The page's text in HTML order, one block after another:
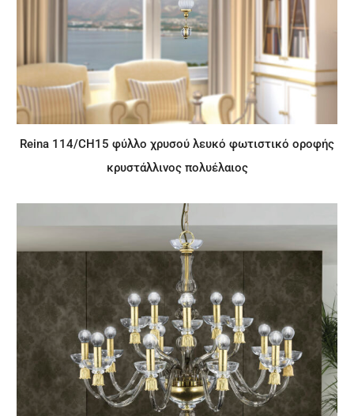
Reina 114/CH15 φύλλο χρυσού λευκό φωτιστικό οροφής
κρυστάλλινος πολυέλαιος